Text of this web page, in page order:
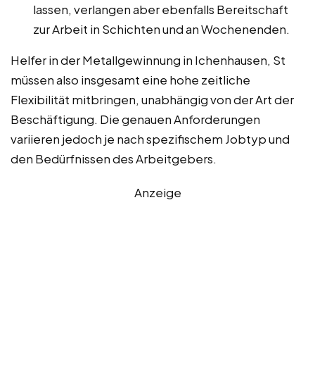
lassen, verlangen aber ebenfalls Bereitschaft
zur Arbeit in Schichten und an Wochenenden.
Helfer in der Metallgewinnung in Ichenhausen, St
müssen also insgesamt eine hohe zeitliche
Flexibilität mitbringen, unabhängig von der Art der
Beschäftigung. Die genauen Anforderungen
variieren jedoch je nach spezifischem Jobtyp und
den Bedürfnissen des Arbeitgebers.
Anzeige